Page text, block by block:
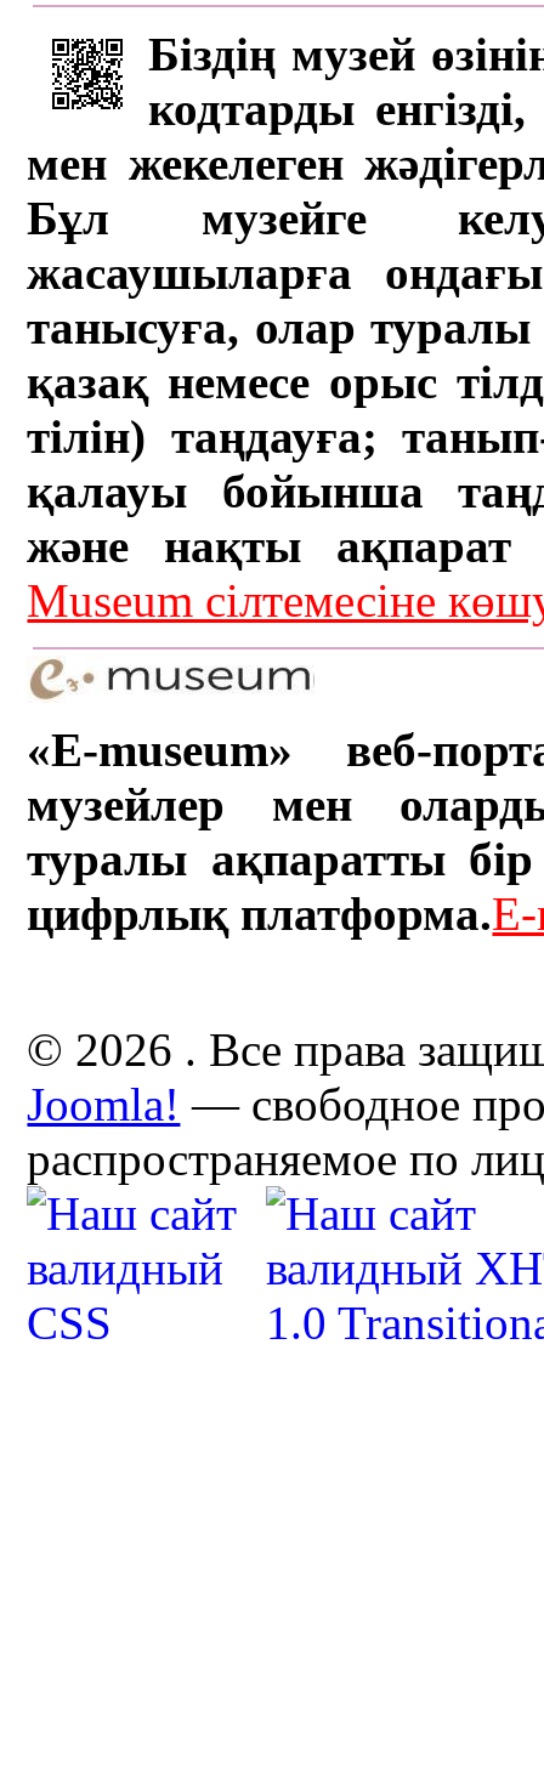
Біздің музей
кодтарды
мен жекелеген
Бұл музейге
жасаушыларға
танысуға, олар туралы
қазақ немесе орыс
тілін) таңдауға;
қалауы бойынша
және нақты ақпарат
Museum сілтемесіне
«E-museum» веб-
музейлер мен
туралы ақпаратты бір
цифрлық платформа.
© 2026 . Все права
Joomla! — свободное
распространяемое по